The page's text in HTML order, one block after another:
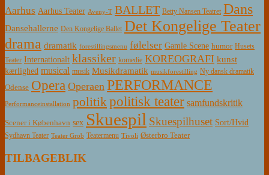
Aarhus Aarhus Teater Aveny-T BALLET Betty Nansen Teatret Dans
Dansehallerne Den Kongelige Ballet Det Kongelige Teater
drama dramatik forestillingsmenu følelser Gamle Scene humor Husets
Teater Internationalt klassiker komedie KOREOGRAFI kunst
kærlighed musical musik Musikdramatik musikforestilling Ny dansk dramatik
Odense Opera Operaen PERFORMANCE
Performanceinstallation politikpolitisk teater samfundskritik
Scener i København sex Skuespil Skuespilhuset Sort/Hvid
Sydhavn Teater Teater Grob Teatermenu Tivoli Østerbro Teater
TILBAGEBLIK